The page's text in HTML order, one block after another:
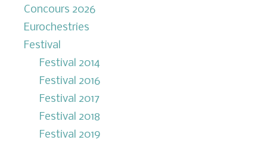
Concours 2026
Eurochestries
Festival
Festival 2014
Festival 2016
Festival 2017
Festival 2018
Festival 2019